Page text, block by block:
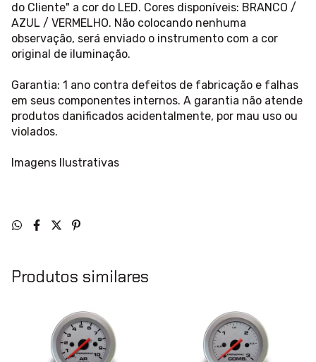
do Cliente" a cor do LED. Cores disponíveis: BRANCO /
AZUL / VERMELHO. Não colocando nenhuma
observação, será enviado o instrumento com a cor
original de iluminação.
Garantia: 1 ano contra defeitos de fabricação e falhas
em seus componentes internos. A garantia não atende
produtos danificados acidentalmente, por mau uso ou
violados.
Imagens Ilustrativas
Produtos similares